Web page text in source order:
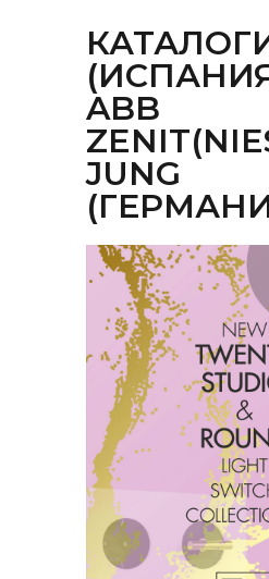
ABB
JUNG